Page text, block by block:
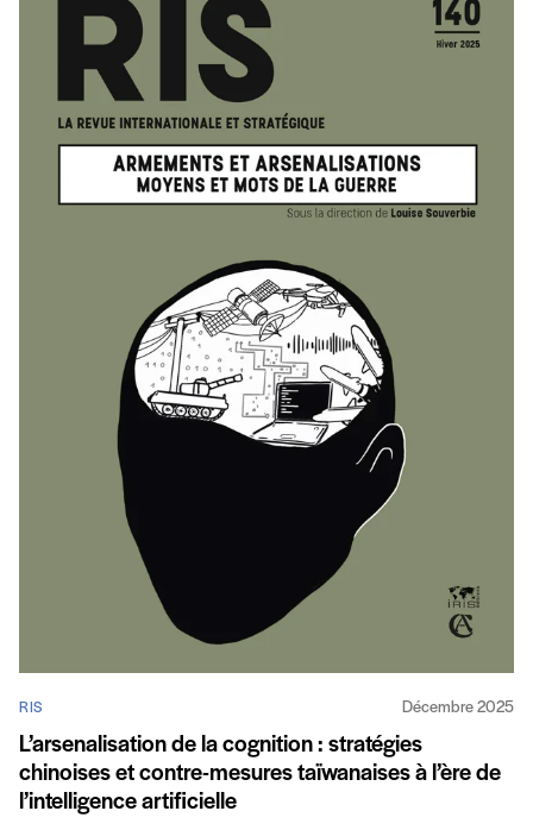
RIS Décembre 2025
L’arsenalisation de la cognition : stratégies
chinoises et contre-mesures taïwanaises à l’ère de
l’intelligence artificielle